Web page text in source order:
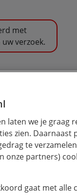
met
verzoek.
laten we je graag
zien. Daarnaast
te
onze partners)
gaat met alle